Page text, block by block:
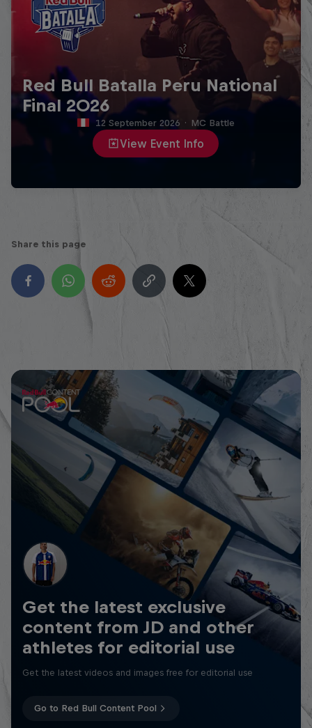
Red Bull Batalla Peru National
Final 2026
View Event Info
12 September 2026 · MC Battle
Share this page
Get the latest exclusive
content from JD and other
athletes for editorial use
Get the latest videos and images free for editorial use
Go to Red Bull Content Pool